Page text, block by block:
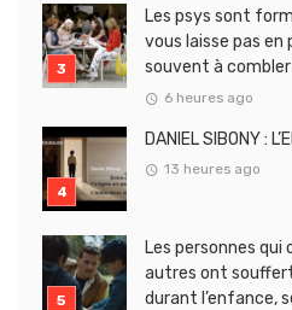
Les psys sont
vous laisse pas en
souvent à
6 heures ago
DANIEL SIBONY :
13 heures ago
Les personnes qui
autres ont
durant l’enfance,